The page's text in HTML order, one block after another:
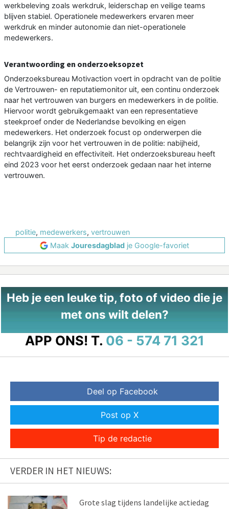
werkbeleving zoals werkdruk, leiderschap en veilige teams
blijven stabiel. Operationele medewerkers ervaren meer
werkdruk en minder autonomie dan niet-operationele
medewerkers.
Verantwoording en onderzoeksopzet
Onderzoeksbureau Motivaction voert in opdracht van de politie
de Vertrouwen- en reputatiemonitor uit, een continu onderzoek
naar het vertrouwen van burgers en medewerkers in de politie.
Hiervoor wordt gebruikgemaakt van een representatieve
steekproef onder de Nederlandse bevolking en eigen
medewerkers. Het onderzoek focust op onderwerpen die
belangrijk zijn voor het vertrouwen in de politie: nabijheid,
rechtvaardigheid en effectiviteit. Het onderzoeksbureau heeft
eind 2023 voor het eerst onderzoek gedaan naar het interne
vertrouwen.
politie, medewerkers, vertrouwen
Maak Jouresdagblad je Google-favoriet
Heb je een leuke tip, foto of video die je
met ons wilt delen?
APP ONS! T. 06 - 574 71 321
Deel op Facebook
Post op X
Tip de redactie
VERDER IN HET NIEUWS:
Grote slag tijdens landelijke actiedag